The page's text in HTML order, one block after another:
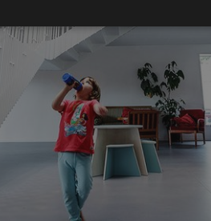
nutné
Výkonové
soubory
nutné soubory Výkonové soubory
nutné soubory cookie umožňují základní
stránky nelze bez nezbytně nutných souborů